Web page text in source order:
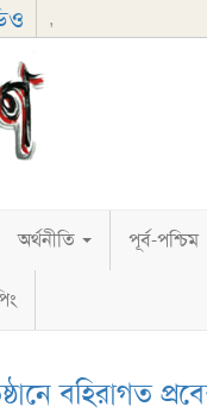
,
অর্থনীতি পূর্ব-পশ্চিম
বহিরাগত